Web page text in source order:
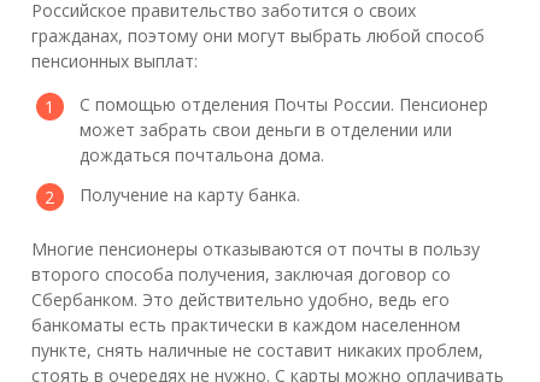
Российское правительство заботится о своих
гражданах, поэтому они могут выбрать любой способ
пенсионных выплат:
С помощью отделения Почты России. Пенсионер
может забрать свои деньги в отделении или
дождаться почтальона дома.
Получение на карту банка.
Многие пенсионеры отказываются от почты в пользу
второго способа получения, заключая договор со
Сбербанком. Это действительно удобно, ведь его
банкоматы есть практически в каждом населенном
пункте, снять наличные не составит никаких проблем,
стоять в очередях не нужно. С карты можно оплачивать